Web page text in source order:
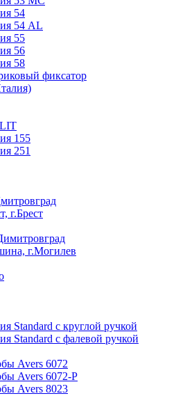
54
54 AL
55
56
58
фиксатор
155
251
г.Брест
г.Могилев
Standard с круглой ручкой
Standard с фалевой ручкой
Avers 6072
Avers 6072-P
Avers 8023